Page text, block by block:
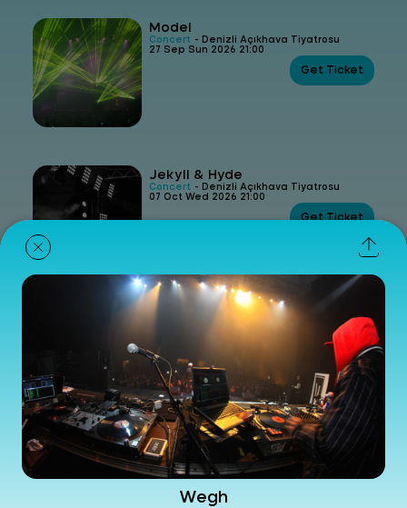
Model
Concert - Denizli Açıkhava Tiyatrosu
27 Sep Sun 2026 21:00
Get Ticket
Jekyll & Hyde
Concert - Denizli Açıkhava Tiyatrosu
07 Oct Wed 2026 21:00
Get Ticket
Koray Avcı
- Denizli Açıkhava Tiyatrosu
24 Oct Sat 2026 21:00
Get Ticket
Teoman
Concert - Denizli Açıkhava Tiyatrosu
30 Oct Fri 2026 21:00
Wegh